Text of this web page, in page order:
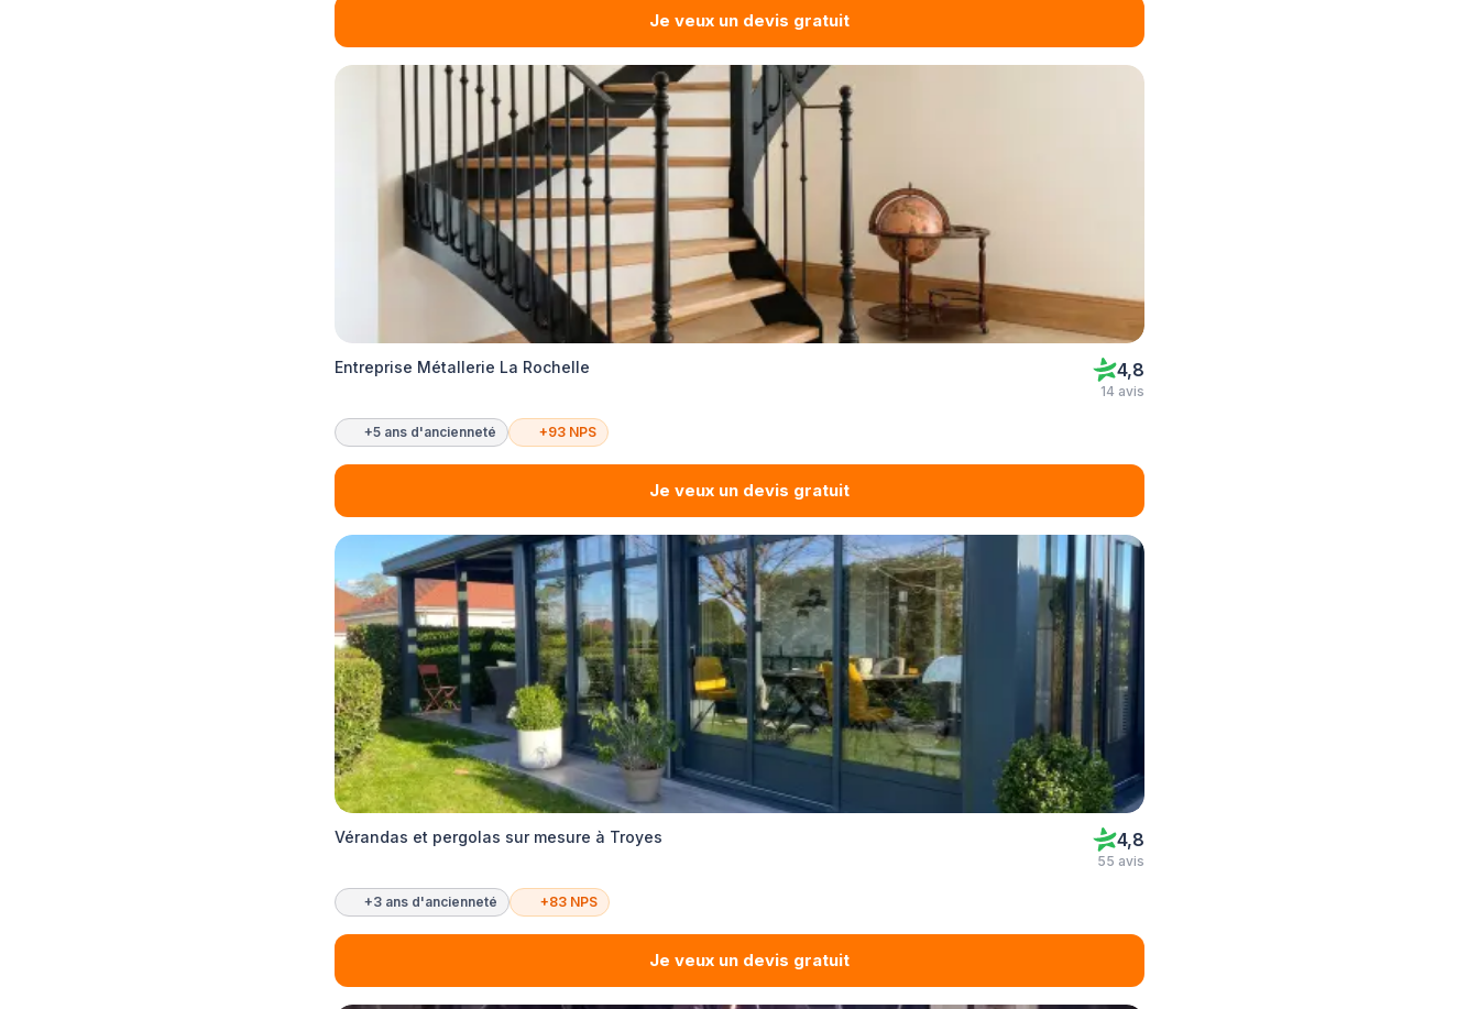
Je veux un devis gratuit
Entreprise Métallerie La Rochelle 4,8
14 avis
+5 ans d'ancienneté +93 NPS
Je veux un devis gratuit
Vérandas et pergolas sur mesure à Troyes 4,8
55 avis
+3 ans d'ancienneté +83 NPS
Je veux un devis gratuit